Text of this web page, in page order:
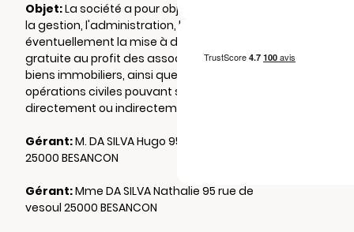
Objet:La société a pour objet l'acquisition,
la gestion, l'administration, la location et
éventuellement la mise à disposition
gratuite au profit des associés de tous
biens immobiliers, ainsi que toutes
opérations civiles pouvant s'y rattacher
directement ou indirectement.
Gérant:M. DA SILVA Hugo 95 rue de vesoul
25000 BESANCON
Gérant:Mme DA SILVA Nathalie 95 rue de
vesoul 25000 BESANCON